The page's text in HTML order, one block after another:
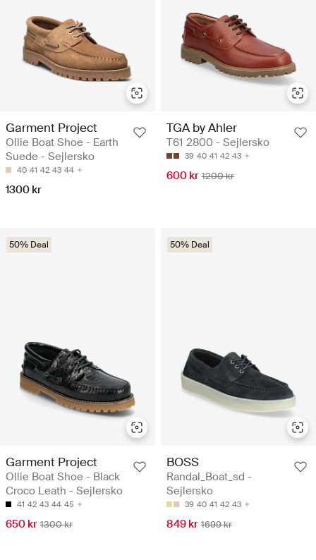
Garment Project
Ollie Boat Shoe - Earth
Suede - Sejlersko
40 41 42 43 44
1300 kr
TGA by Ahler
T61 2800 - Sejlersko
39 40 41 42 43
600 kr 1200 kr
50% Deal
Garment Project
Ollie Boat Shoe - Black
Croco Leath - Sejlersko
41 42 43 44 45
650 kr 1300 kr
50% Deal
BOSS
Randal_Boat_sd -
Sejlersko
39 40 41 42 43
849 kr 1699 kr